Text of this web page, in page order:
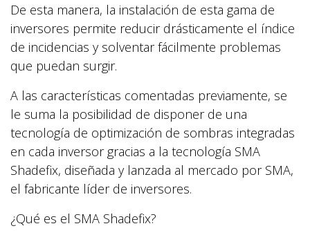
De esta manera, la instalación de esta gama de
inversores permite reducir drásticamente el índice
de incidencias y solventar fácilmente problemas
que puedan surgir.
A las características comentadas previamente, se
le suma la posibilidad de disponer de una
tecnología de optimización de sombras integradas
en cada inversor gracias a la tecnología SMA
Shadefix, diseñada y lanzada al mercado por SMA,
el fabricante líder de inversores.
¿Qué es el SMA Shadefix?